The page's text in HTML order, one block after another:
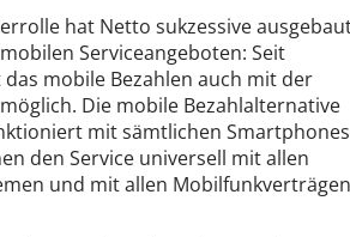
hat Netto sukzessive
Serviceangeboten: Seit
mobile Bezahlen auch mit der
Die mobile Bezahlalternative
mit sämtlichen
den Service universell mit allen
und mit allen Mobilfunkverträgen